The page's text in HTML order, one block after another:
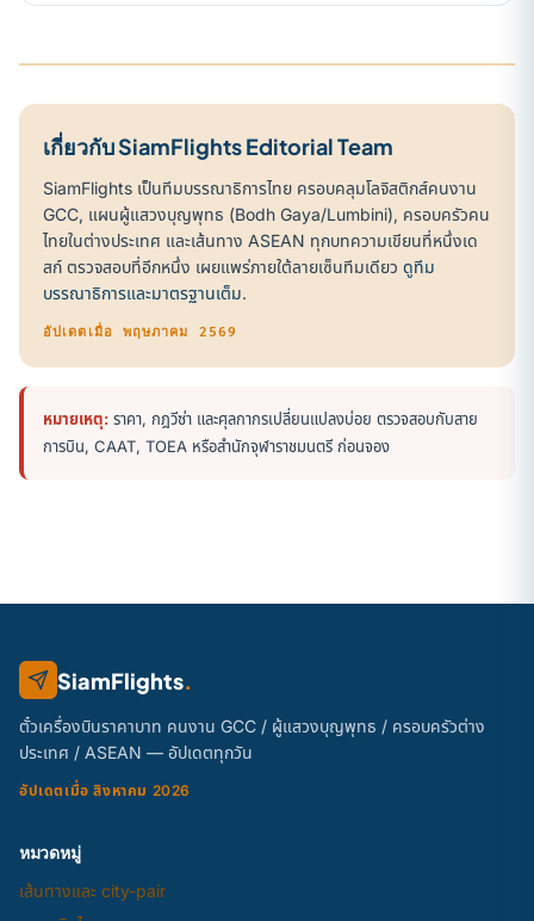
เกี่ยวกับ SiamFlights Editorial Team
SiamFlights เป็นทีมบรรณาธิการไทย ครอบคลุมโลจิสติกส์คนงาน
GCC, แผนผู้แสวงบุญพุทธ (Bodh Gaya/Lumbini), ครอบครัวคน
ไทยในต่างประเทศ และเส้นทาง ASEAN ทุกบทความเขียนที่หนึ่งเด
สก์ ตรวจสอบที่อีกหนึ่ง เผยแพร่ภายใต้ลายเซ็นทีมเดียว ดูทีม
บรรณาธิการและมาตรฐานเต็ม.
อัปเดตเมื่อ พฤษภาคม 2569
หมายเหตุ: ราคา, กฎวีซ่า และศุลกากรเปลี่ยนแปลงบ่อย ตรวจสอบกับสาย
การบิน, CAAT, TOEA หรือสำนักจุฬาราชมนตรี ก่อนจอง
SiamFlights.
ตั๋วเครื่องบินราคาบาท คนงาน GCC / ผู้แสวงบุญพุทธ / ครอบครัวต่าง
ประเทศ / ASEAN — อัปเดตทุกวัน
อัปเดตเมื่อ สิงหาคม 2026
หมวดหมู่
เส้นทางและ city-pair